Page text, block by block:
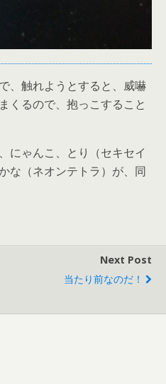
、触れようとすると、威嚇
くるので、抱っこすること
にゃんこ、とり（セキセイ
な（ネオンテトラ）が、同
Next Post
当たり前なのだ！